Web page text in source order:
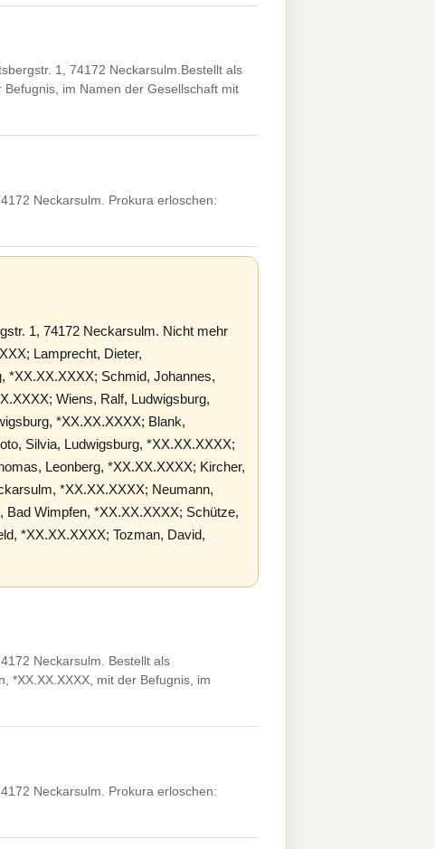
1, 74172 Neckarsulm.Bestellt als
im Namen der Gesellschaft mit
Neckarsulm. Prokura erloschen:
1, 74172 Neckarsulm. Nicht mehr
Lamprecht, Dieter,
*XX.XX.XXXX; Schmid, Johannes,
Wiens, Ralf, Ludwigsburg,
*XX.XX.XXXX; Blank,
Silvia, Ludwigsburg, *XX.XX.XXXX;
Leonberg, *XX.XX.XXXX; Kircher,
*XX.XX.XXXX; Neumann,
Wimpfen, *XX.XX.XXXX; Schütze,
*XX.XX.XXXX; Tozman, David,
Neckarsulm. Bestellt als
*XX.XX.XXXX, mit der Befugnis, im
Neckarsulm. Prokura erloschen: